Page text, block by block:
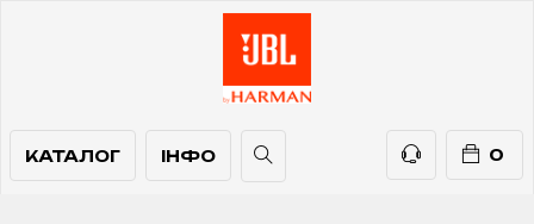
КАТАЛОГ
КАТАЛОГ ІНФО
ІНФО 0
ТЕЛЕФОНИ